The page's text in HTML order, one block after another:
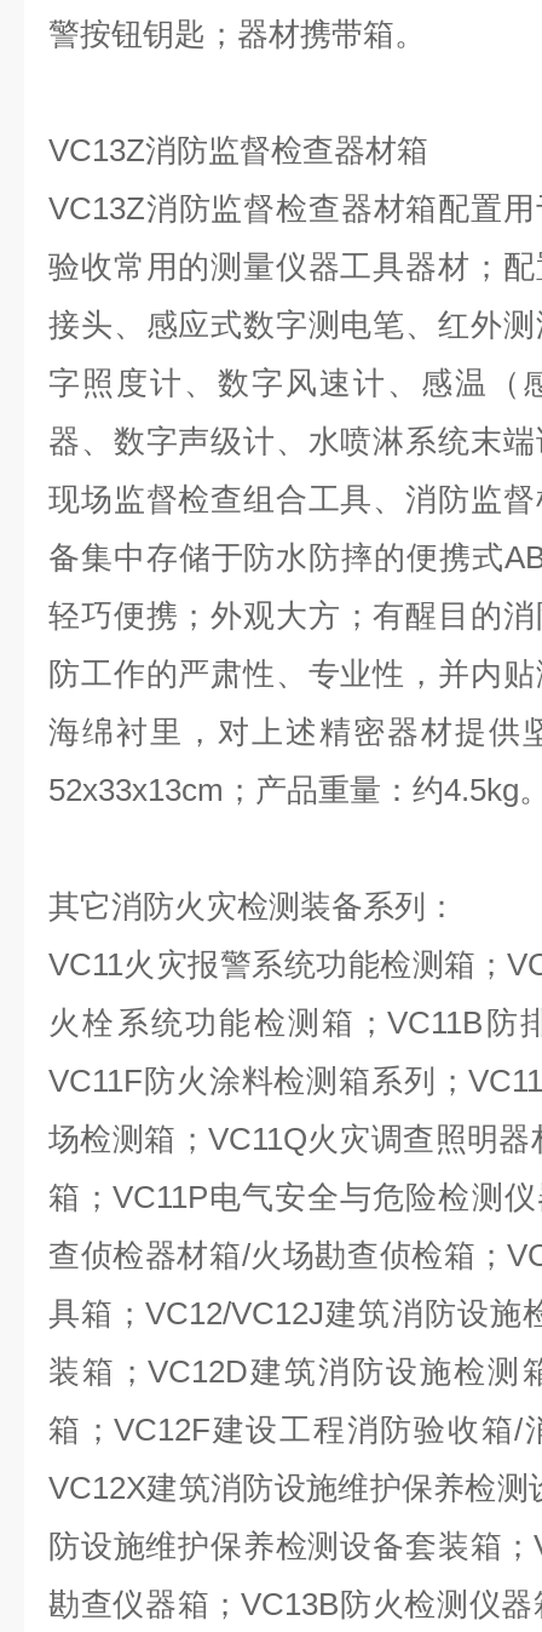
警按钮钥匙；器材携带箱。
VC13Z消防监督检查器材箱
VC13Z消防监督检查器材箱配置
验收常用的测量仪器工具器材；
接头、感应式数字测电笔、红外
字照度计、数字风速计、感温（
器、数字声级计、水喷淋系统末
现场监督检查组合工具、消防监
备集中存储于防水防摔的便携式
轻巧便携；外观大方；有醒目的
防工作的严肃性、专业性，并内
海绵衬里，对上述精密器材提供
52x33x13cm；产品重量：约4.5kg
其它消防火灾检测装备系列：
VC11火灾报警系统功能检测箱；
火栓系统功能检测箱；VC11B防
VC11F防火涂料检测箱系列；
场检测箱；VC11Q火灾调查照明
箱；VC11P电气安全与危险检测
查侦检器材箱/火场勘查侦检箱；
具箱；VC12/VC12J建筑消防设施
装箱；VC12D建筑消防设施检测
箱；VC12F建设工程消防验收箱/
VC12X建筑消防设施维护保养检
防设施维护保养检测设备套装箱
勘查仪器箱；VC13B防火检测仪